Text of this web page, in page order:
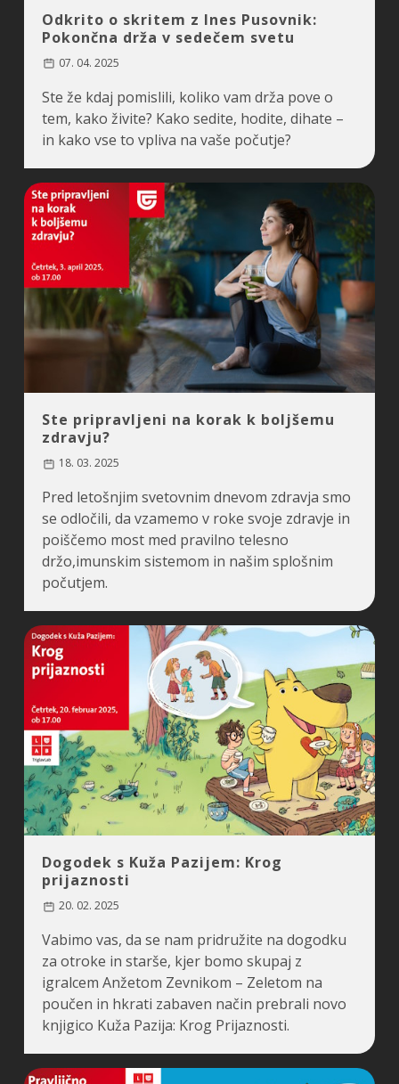
Odkrito o skritem z Ines Pusovnik:
Pokončna drža v sedečem svetu
07. 04. 2025
Ste že kdaj pomislili, koliko vam drža pove o
tem, kako živite? Kako sedite, hodite, dihate –
in kako vse to vpliva na vaše počutje?
Ste pripravljeni na korak k boljšemu
zdravju?
18. 03. 2025
Pred letošnjim svetovnim dnevom zdravja smo
se odločili, da vzamemo v roke svoje zdravje in
poiščemo most med pravilno telesno
držo,imunskim sistemom in našim splošnim
počutjem.
Dogodek s Kuža Pazijem: Krog
prijaznosti
20. 02. 2025
Vabimo vas, da se nam pridružite na dogodku
za otroke in starše, kjer bomo skupaj z
igralcem Anžetom Zevnikom – Zeletom na
poučen in hkrati zabaven način prebrali novo
knjigico Kuža Pazija: Krog Prijaznosti.